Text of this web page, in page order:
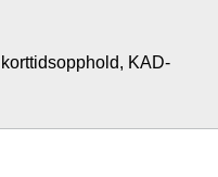
KAD-